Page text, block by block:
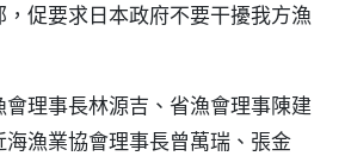
促要求日本政府不要干擾我方漁
理事長林源吉、省漁會理事陳建
漁業協會理事長曾萬瑞、張金